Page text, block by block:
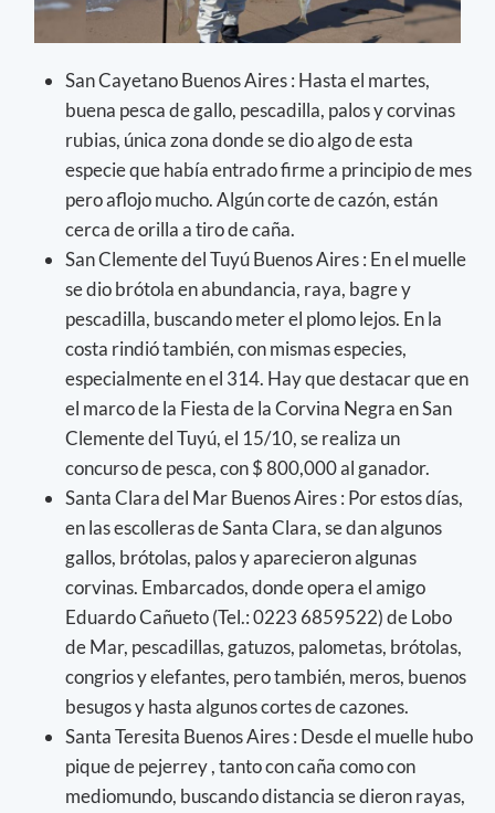
San Cayetano Buenos Aires : Hasta el martes,
buena pesca de gallo, pescadilla, palos y corvinas
rubias, única zona donde se dio algo de esta
especie que había entrado firme a principio de mes
pero aflojo mucho. Algún corte de cazón, están
cerca de orilla a tiro de caña.
San Clemente del Tuyú Buenos Aires : En el muelle
se dio brótola en abundancia, raya, bagre y
pescadilla, buscando meter el plomo lejos. En la
costa rindió también, con mismas especies,
especialmente en el 314. Hay que destacar que en
el marco de la Fiesta de la Corvina Negra en San
Clemente del Tuyú, el 15/10, se realiza un
concurso de pesca, con $ 800,000 al ganador.
Santa Clara del Mar Buenos Aires : Por estos días,
en las escolleras de Santa Clara, se dan algunos
gallos, brótolas, palos y aparecieron algunas
corvinas. Embarcados, donde opera el amigo
Eduardo Cañueto (Tel.: 0223 6859522) de Lobo
de Mar, pescadillas, gatuzos, palometas, brótolas,
congrios y elefantes, pero también, meros, buenos
besugos y hasta algunos cortes de cazones.
Santa Teresita Buenos Aires : Desde el muelle hubo
pique de pejerrey , tanto con caña como con
mediomundo, buscando distancia se dieron rayas,